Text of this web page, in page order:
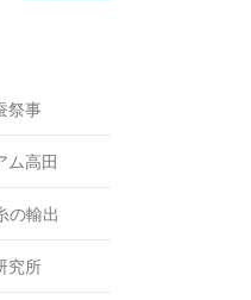
祭事
ム高田
の輸出
究所